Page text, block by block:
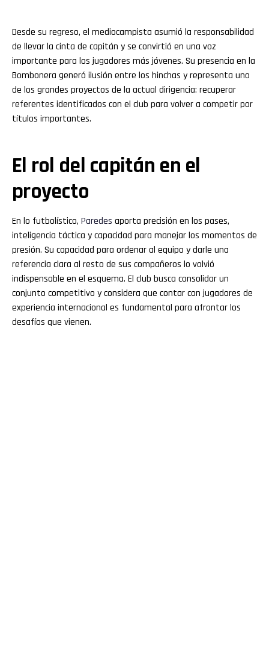
Desde su regreso, el mediocampista asumió la responsabilidad
de llevar la cinta de capitán y se convirtió en una voz
importante para los jugadores más jóvenes. Su presencia en la
Bombonera generó ilusión entre los hinchas y representa uno
de los grandes proyectos de la actual dirigencia: recuperar
referentes identificados con el club para volver a competir por
títulos importantes.
El rol del capitán en el
proyecto
En lo futbolístico, Paredes aporta precisión en los pases,
inteligencia táctica y capacidad para manejar los momentos de
presión. Su capacidad para ordenar al equipo y darle una
referencia clara al resto de sus compañeros lo volvió
indispensable en el esquema. El club busca consolidar un
conjunto competitivo y considera que contar con jugadores de
experiencia internacional es fundamental para afrontar los
desafíos que vienen.